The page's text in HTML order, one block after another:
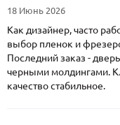
18 Июнь 2026
Как дизайнер, часто
выбор пленок и
Последний заказ -
черными молдингами.
качество стабильное.